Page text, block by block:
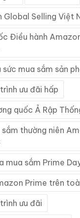
Global Selling Việt
Điều hành
sức mua sắm sản
ưu đãi hấp
quốc Ả Rập
sắm thường niên
mua sắm Prime
Prime trên
ưu đãi